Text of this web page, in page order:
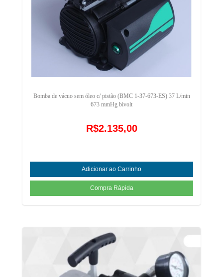
Bomba de vácuo sem óleo c/ pistão (BMC 1-37-673-ES) 37 L/min
673 mmHg bivolt
R$2.135,00